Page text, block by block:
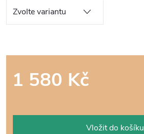
1 580 Kč
Vložit do košíku